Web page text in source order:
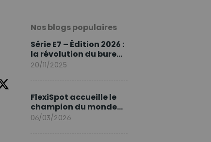
Nos blogs populaires
Série E7 – Édition 2026 :
la révolution du bureau
assis debout continue
20/11/2025
FlexiSpot accueille le
champion du monde
Sami Khedira comme
06/03/2026